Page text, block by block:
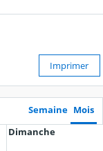
Imprimer
Semaine Mois
Dimanche